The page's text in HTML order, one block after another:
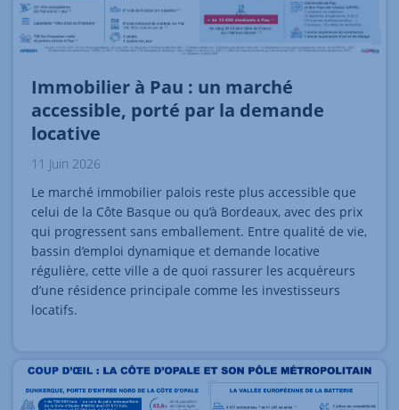
Immobilier à Pau : un marché
accessible, porté par la demande
locative
11 Juin 2026
Le marché immobilier palois reste plus accessible que
celui de la Côte Basque ou qu’à Bordeaux, avec des prix
qui progressent sans emballement. Entre qualité de vie,
bassin d’emploi dynamique et demande locative
régulière, cette ville a de quoi rassurer les acquéreurs
d’une résidence principale comme les investisseurs
locatifs.